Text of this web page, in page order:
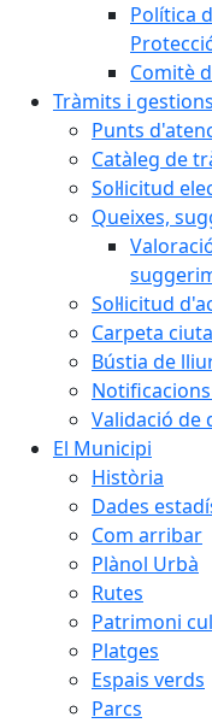
Política
Comitè
Tràmits i gestions
Punts
Catàleg de
Sol·licitud
Queixes,
Sol·licitud
Carpeta
Bústia de
Validació de
El Municipi
Història
Dades
Com arribar
Plànol Urbà
Rutes
Patrimoni
Platges
Espais verds
Parcs